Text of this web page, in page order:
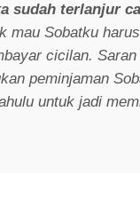
sudah terlanjur
mau Sobatku
cicilan. Saran
peminjaman
untuk jadi